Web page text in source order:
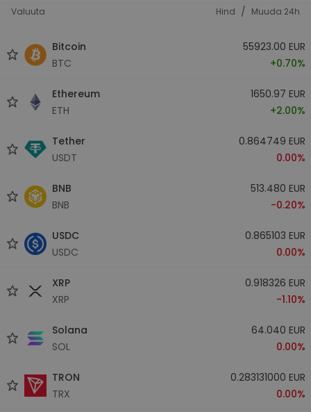
Valuuta Hind / Muuda 24h
Bitcoin
BTC
55923.00 EUR
+0.70%
Ethereum
ETH
1650.97 EUR
+2.00%
Tether
USDT
0.864749 EUR
0.00%
BNB
BNB
513.480 EUR
-0.20%
USDC
USDC
0.865103 EUR
0.00%
XRP
XRP
0.918326 EUR
-1.10%
Solana
SOL
64.040 EUR
0.00%
TRON
TRX
0.283131000 EUR
0.00%